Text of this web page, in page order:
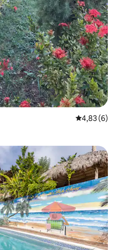
Évaluation
4,83 (6)